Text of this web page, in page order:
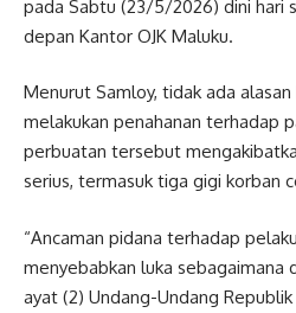
pada Sabtu (23/5/2026) dini hari
depan Kantor OJK Maluku.
Menurut Samloy, tidak ada
melakukan penahanan terhadap
perbuatan tersebut
serius, termasuk tiga gigi korban
“Ancaman pidana terhadap
menyebabkan luka sebagaimana
ayat (2) Undang-Undang